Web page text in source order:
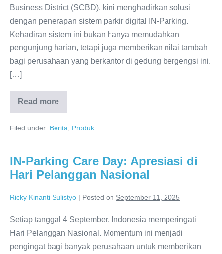
Business District (SCBD), kini menghadirkan solusi
dengan penerapan sistem parkir digital IN-Parking.
Kehadiran sistem ini bukan hanya memudahkan
pengunjung harian, tetapi juga memberikan nilai tambah
bagi perusahaan yang berkantor di gedung bergengsi ini.
[…]
Read more
Filed under: Berita Produk
IN-Parking Care Day: Apresiasi di
Hari Pelanggan Nasional
Ricky Kinanti Sulistyo | Posted on September 11, 2025
Setiap tanggal 4 September, Indonesia memperingati
Hari Pelanggan Nasional. Momentum ini menjadi
pengingat bagi banyak perusahaan untuk memberikan